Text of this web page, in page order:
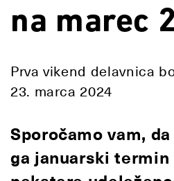
na marec
Prva vikend delavnica
23. marca 2024
Sporočamo vam,
ga januarski termin